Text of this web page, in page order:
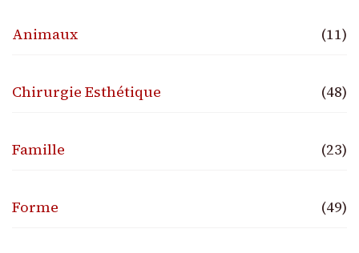
Animaux (11)
Chirurgie Esthétique (48)
Famille (23)
Forme (49)